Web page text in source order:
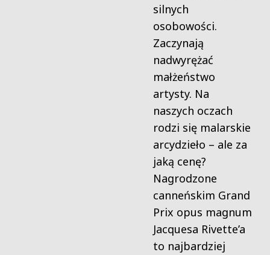
silnych
osobowości.
Zaczynają
nadwyrężać
małżeństwo
artysty. Na
naszych oczach
rodzi się malarskie
arcydzieło – ale za
jaką cenę?
Nagrodzone
canneńskim Grand
Prix opus magnum
Jacquesa Rivette’a
to najbardziej